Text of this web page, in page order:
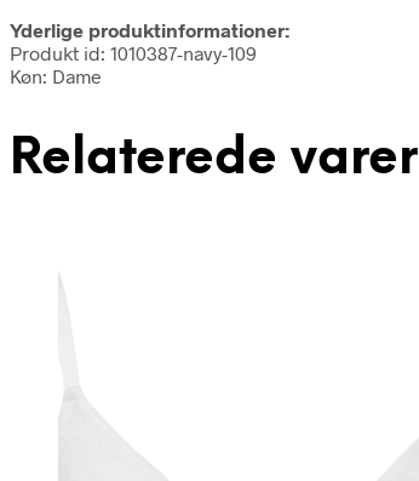
Yderlige produktinformationer:
Produkt id: 1010387-navy-109
Køn: Dame
Relaterede varer